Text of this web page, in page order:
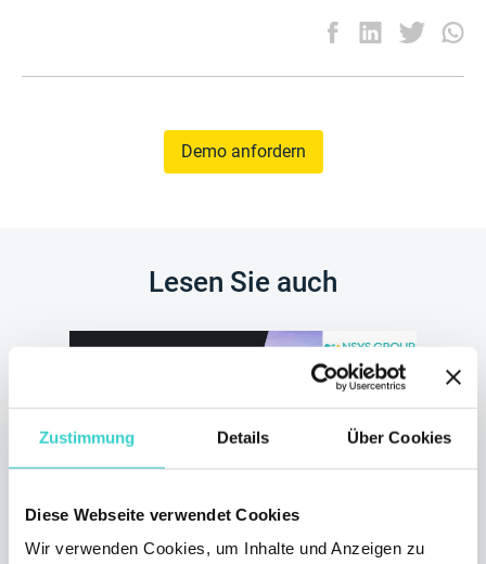
Zustimmung Details Über Cookies
Diese Webseite verwendet Cookies
Wir verwenden Cookies, um Inhalte und Anzeigen zu
Demo anfordern
Lesen Sie auch